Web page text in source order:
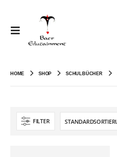
HOME SHOP SCHULBÜCHER
FILTER